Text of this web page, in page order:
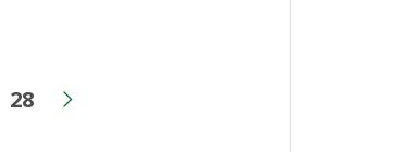
intermediárias
Página
28